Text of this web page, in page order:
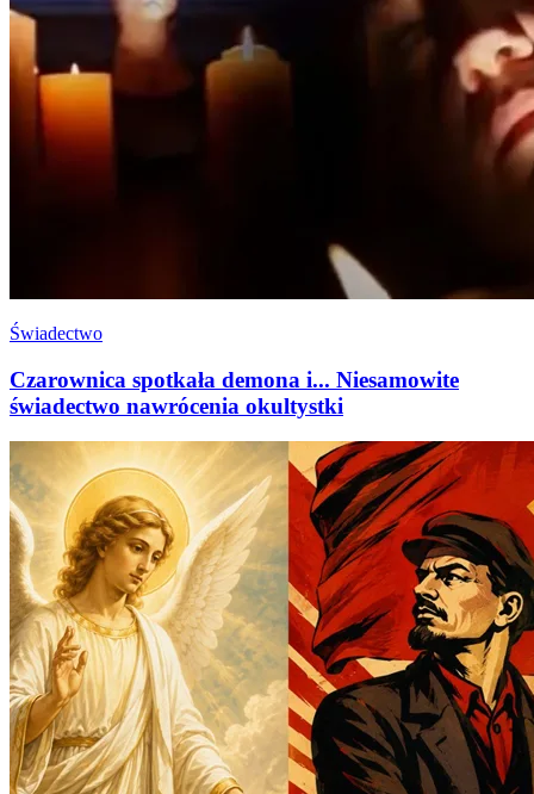
Świadectwo
Czarownica spotkała demona i... Niesamowite
świadectwo nawrócenia okultystki